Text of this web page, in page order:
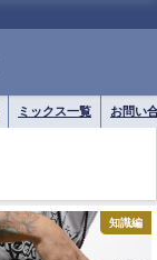
ミックス一覧 お問い
知識編